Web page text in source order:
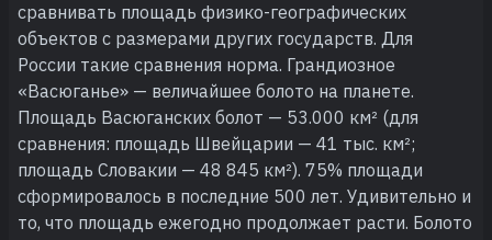
сравнивать площадь физико-географических
объектов с размерами других государств. Для
России такие сравнения норма. Грандиозное
«Васюганье» — величайшее болото на планете.
Площадь Васюганских болот — 53.000 км² (для
сравнения: площадь Швейцарии — 41 тыс. км²;
площадь Словакии — 48 845 км²). 75% площади
сформировалось в последние 500 лет. Удивительно и
то, что площадь ежегодно продолжает расти. Болото